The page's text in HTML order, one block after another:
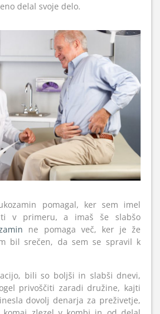
delal svoje delo.
pomagal, ker sem imel
v primeru, a imaš še slabšo
ne pomaga več, ker je že
bil srečen, da sem se spravil k
bili so boljši in slabši dnevi,
privoščiti zaradi družine, kajti
dovolj denarja za preživetje,